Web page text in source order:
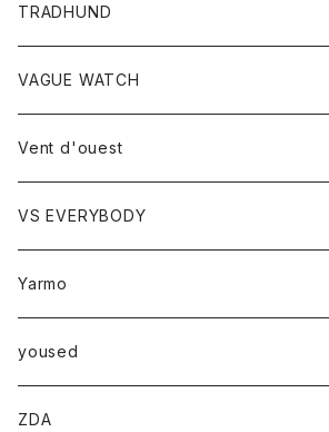
レディース
カットソー
TRADHUND
セーター
ベスト
VAGUE WATCH
時計
Vent d'ouest
ボトム
スカート
トップス
ベスト
VS EVERYBODY
トップス
Ｔシャツ
Yarmo
アウター
コート
小物
yoused
ZDA